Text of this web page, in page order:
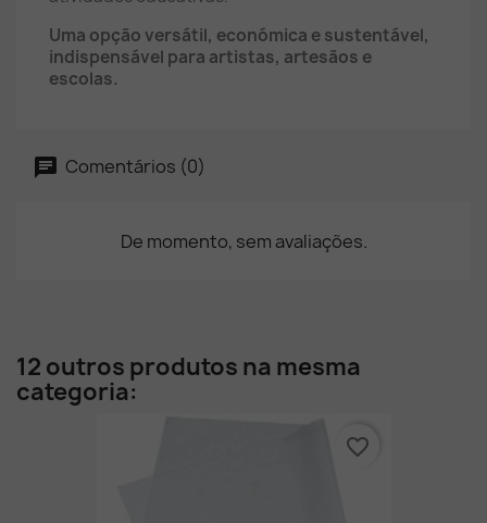
Uma opção versátil, económica e sustentável,
indispensável para artistas, artesãos e
escolas.
Comentários (0)
De momento, sem avaliações.
12 outros produtos na mesma
categoria:
favorite_border